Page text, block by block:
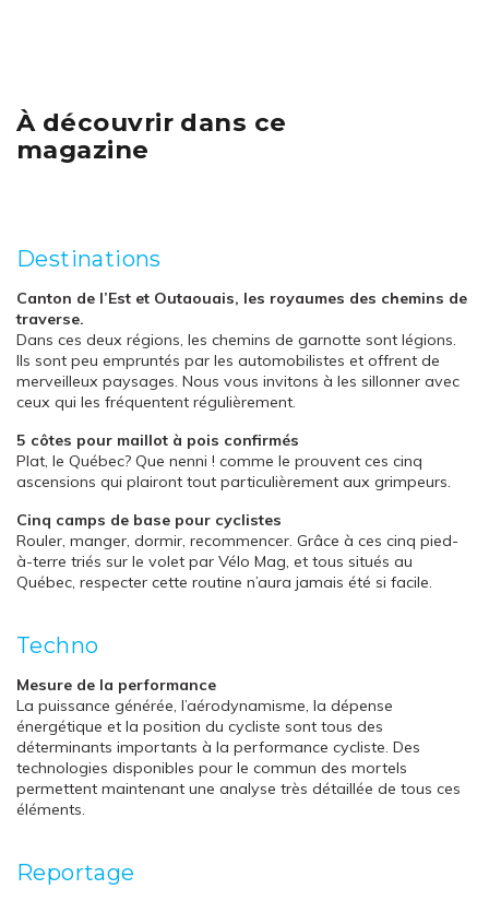
À découvrir dans ce
magazine
Destinations
Canton de l’Est et Outaouais, les royaumes des chemins de
traverse.
Dans ces deux régions, les chemins de garnotte sont légions.
Ils sont peu empruntés par les automobilistes et offrent de
merveilleux paysages. Nous vous invitons à les sillonner avec
ceux qui les fréquentent régulièrement.
5 côtes pour maillot à pois confirmés
Plat, le Québec? Que nenni ! comme le prouvent ces cinq
ascensions qui plairont tout particulièrement aux grimpeurs.
Cinq camps de base pour cyclistes
Rouler, manger, dormir, recommencer. Grâce à ces cinq pied-
à-terre triés sur le volet par Vélo Mag, et tous situés au
Québec, respecter cette routine n’aura jamais été si facile.
Techno
Mesure de la performance
La puissance générée, l’aérodynamisme, la dépense
énergétique et la position du cycliste sont tous des
déterminants importants à la performance cycliste. Des
technologies disponibles pour le commun des mortels
permettent maintenant une analyse très détaillée de tous ces
éléments.
Reportage